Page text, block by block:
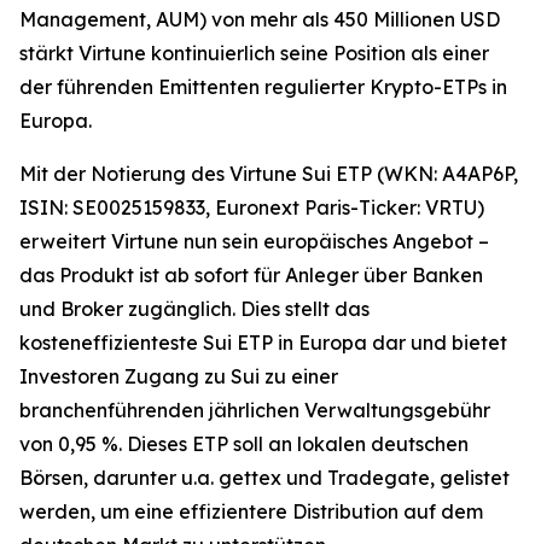
Management, AUM) von mehr als 450 Millionen USD
stärkt Virtune kontinuierlich seine Position als einer
der führenden Emittenten regulierter Krypto-ETPs in
Europa.
Mit der Notierung des Virtune Sui ETP (WKN: A4AP6P,
ISIN: SE0025159833, Euronext Paris-Ticker: VRTU)
erweitert Virtune nun sein europäisches Angebot –
das Produkt ist ab sofort für Anleger über Banken
und Broker zugänglich. Dies stellt das
kosteneffizienteste Sui ETP in Europa dar und bietet
Investoren Zugang zu Sui zu einer
branchenführenden jährlichen Verwaltungsgebühr
von 0,95 %. Dieses ETP soll an lokalen deutschen
Börsen, darunter u.a. gettex und Tradegate, gelistet
werden, um eine effizientere Distribution auf dem